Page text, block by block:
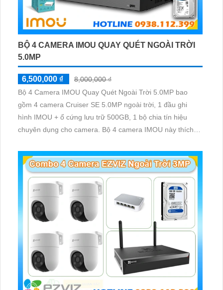
BỘ 4 CAMERA IMOU QUAY QUÉT NGOÀI TRỜI
5.0MP
6,500,000 ₫
8,000,000 ₫
Bộ 4 Camera IMOU Quay Quét Ngoài Trời 5.0MP bao
gồm 4 camera Cruiser SE 5.0MP ngoài trời, 1 đầu ghi
hình IMOU + ổ cứng lưu trữ 500GB, 1 bộ chia tín hiệu
chuyên dụng cho camera. Bộ 4 camera IMOU này thích
cần giám sát ngoài trời